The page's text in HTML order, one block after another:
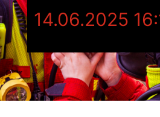
14.06.2025